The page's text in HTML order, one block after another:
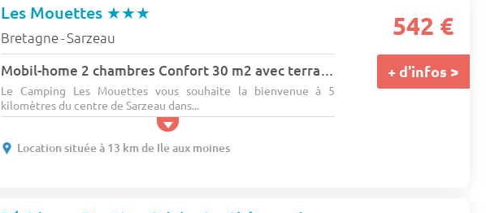
Les Mouettes ★★★
Bretagne-Sarzeau
Mobil-home 2 chambres Confort 30 m2 avec terrasse 15m2 semi-couverte 4 pers.
Le Camping Les Mouettes vous souhaite la bienvenue à 5
kilomètres du centre de Sarzeau dans...
Location située à 13 km de Ile aux moines
542 €
+ d'infos >